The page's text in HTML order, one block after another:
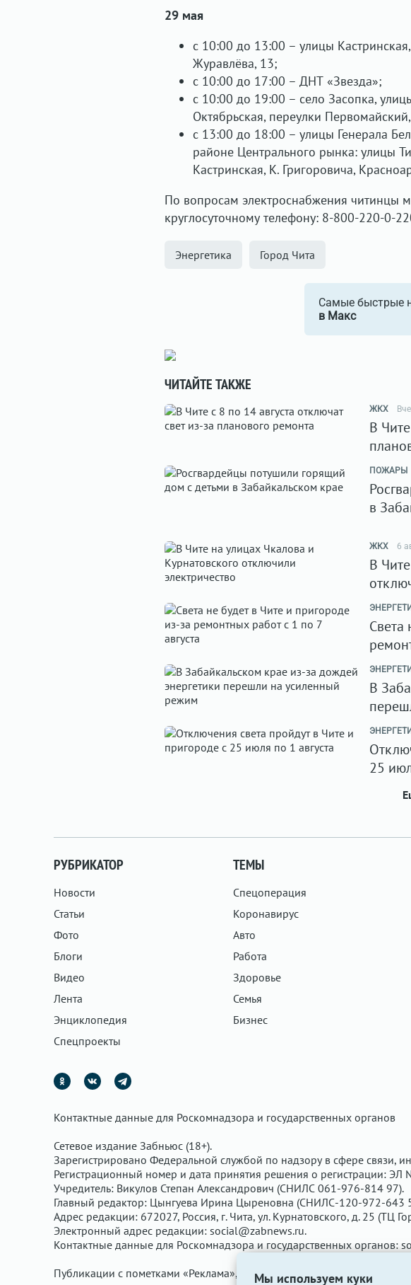
Мы используем куки
29 мая
с 10:00 до 13:00 – улицы
Журавлёва, 13;
с 10:00 до 17:00 – ДНТ «Звезда»;
с 10:00 до 19:00 – село Засопка,
Октябрьская, переулки
с 13:00 до 18:00 – улицы Генерала
районе Центрального рынка: улицы
Кастринская, К. Григоровича,
По вопросам электроснабжения читинцы
круглосуточному телефону: 8-800-220-0-
Энергетика Город Чита
Самые быстрые
в Макс
ЧИТАЙТЕ ТАКЖЕ
ЖКХ
В
ПОЖАРЫ
в
ЖКХ 6
В
Света
В
25
РУБРИКАТОР
Новости
Статьи
Фото
Блоги
Видео
Лента
Энциклопедия
Спецпроекты
ТЕМЫ
Спецоперация
Коронавирус
Авто
Работа
Здоровье
Семья
Бизнес
Контактные данные для Роскомнадзора и государственных органов
Сетевое издание Забньюс (18+).
Зарегистрировано Федеральной службой по надзору в сфере
Регистрационный номер и дата принятия решения о регистрации:
Учредитель: Викулов Степан Александрович (СНИЛС 061-976-814 97).
Главный редактор: Цынгуева Ирина Цыреновна (СНИЛС-120-972-643
Адрес редакции: 672027, Россия, г. Чита, ул. Курнатовского, д. 25 (ТЦ
Электронный адрес редакции: social@zabnews.ru.
Контактные данные для Роскомнадзора и государственных органов:
Публикации с пометками «Реклама», «Выборы» оплачены